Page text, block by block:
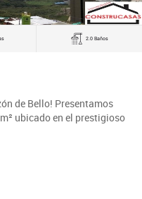
2.0 Baños
de Bello! Presentamos
ubicado en el prestigioso